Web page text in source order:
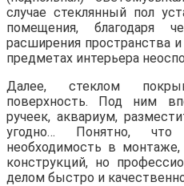
случае стеклянный пол
помещения, благодаря
расширения пространства
предметах интерьера
Далее, стеклом
поверхность. Под ним
ручеек, аквариум,
угодно… Понятно,
необходимость в монтаже,
конструкций, но
делом быстро и